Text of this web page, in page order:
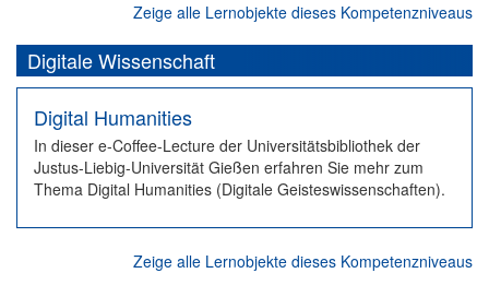
Zeige alle Lernobjekte dieses Kompetenzniveaus
Digitale Wissenschaft
Digital Humanities
In dieser e-Coffee-Lecture der Universitätsbibliothek der
Justus-Liebig-Universität Gießen erfahren Sie mehr zum
Thema Digital Humanities (Digitale Geisteswissenschaften).
Zeige alle Lernobjekte dieses Kompetenzniveaus